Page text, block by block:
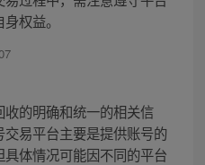
权益。
的明确和统一的相关信
易平台主要是提供账号的
体情况可能因不同的平台